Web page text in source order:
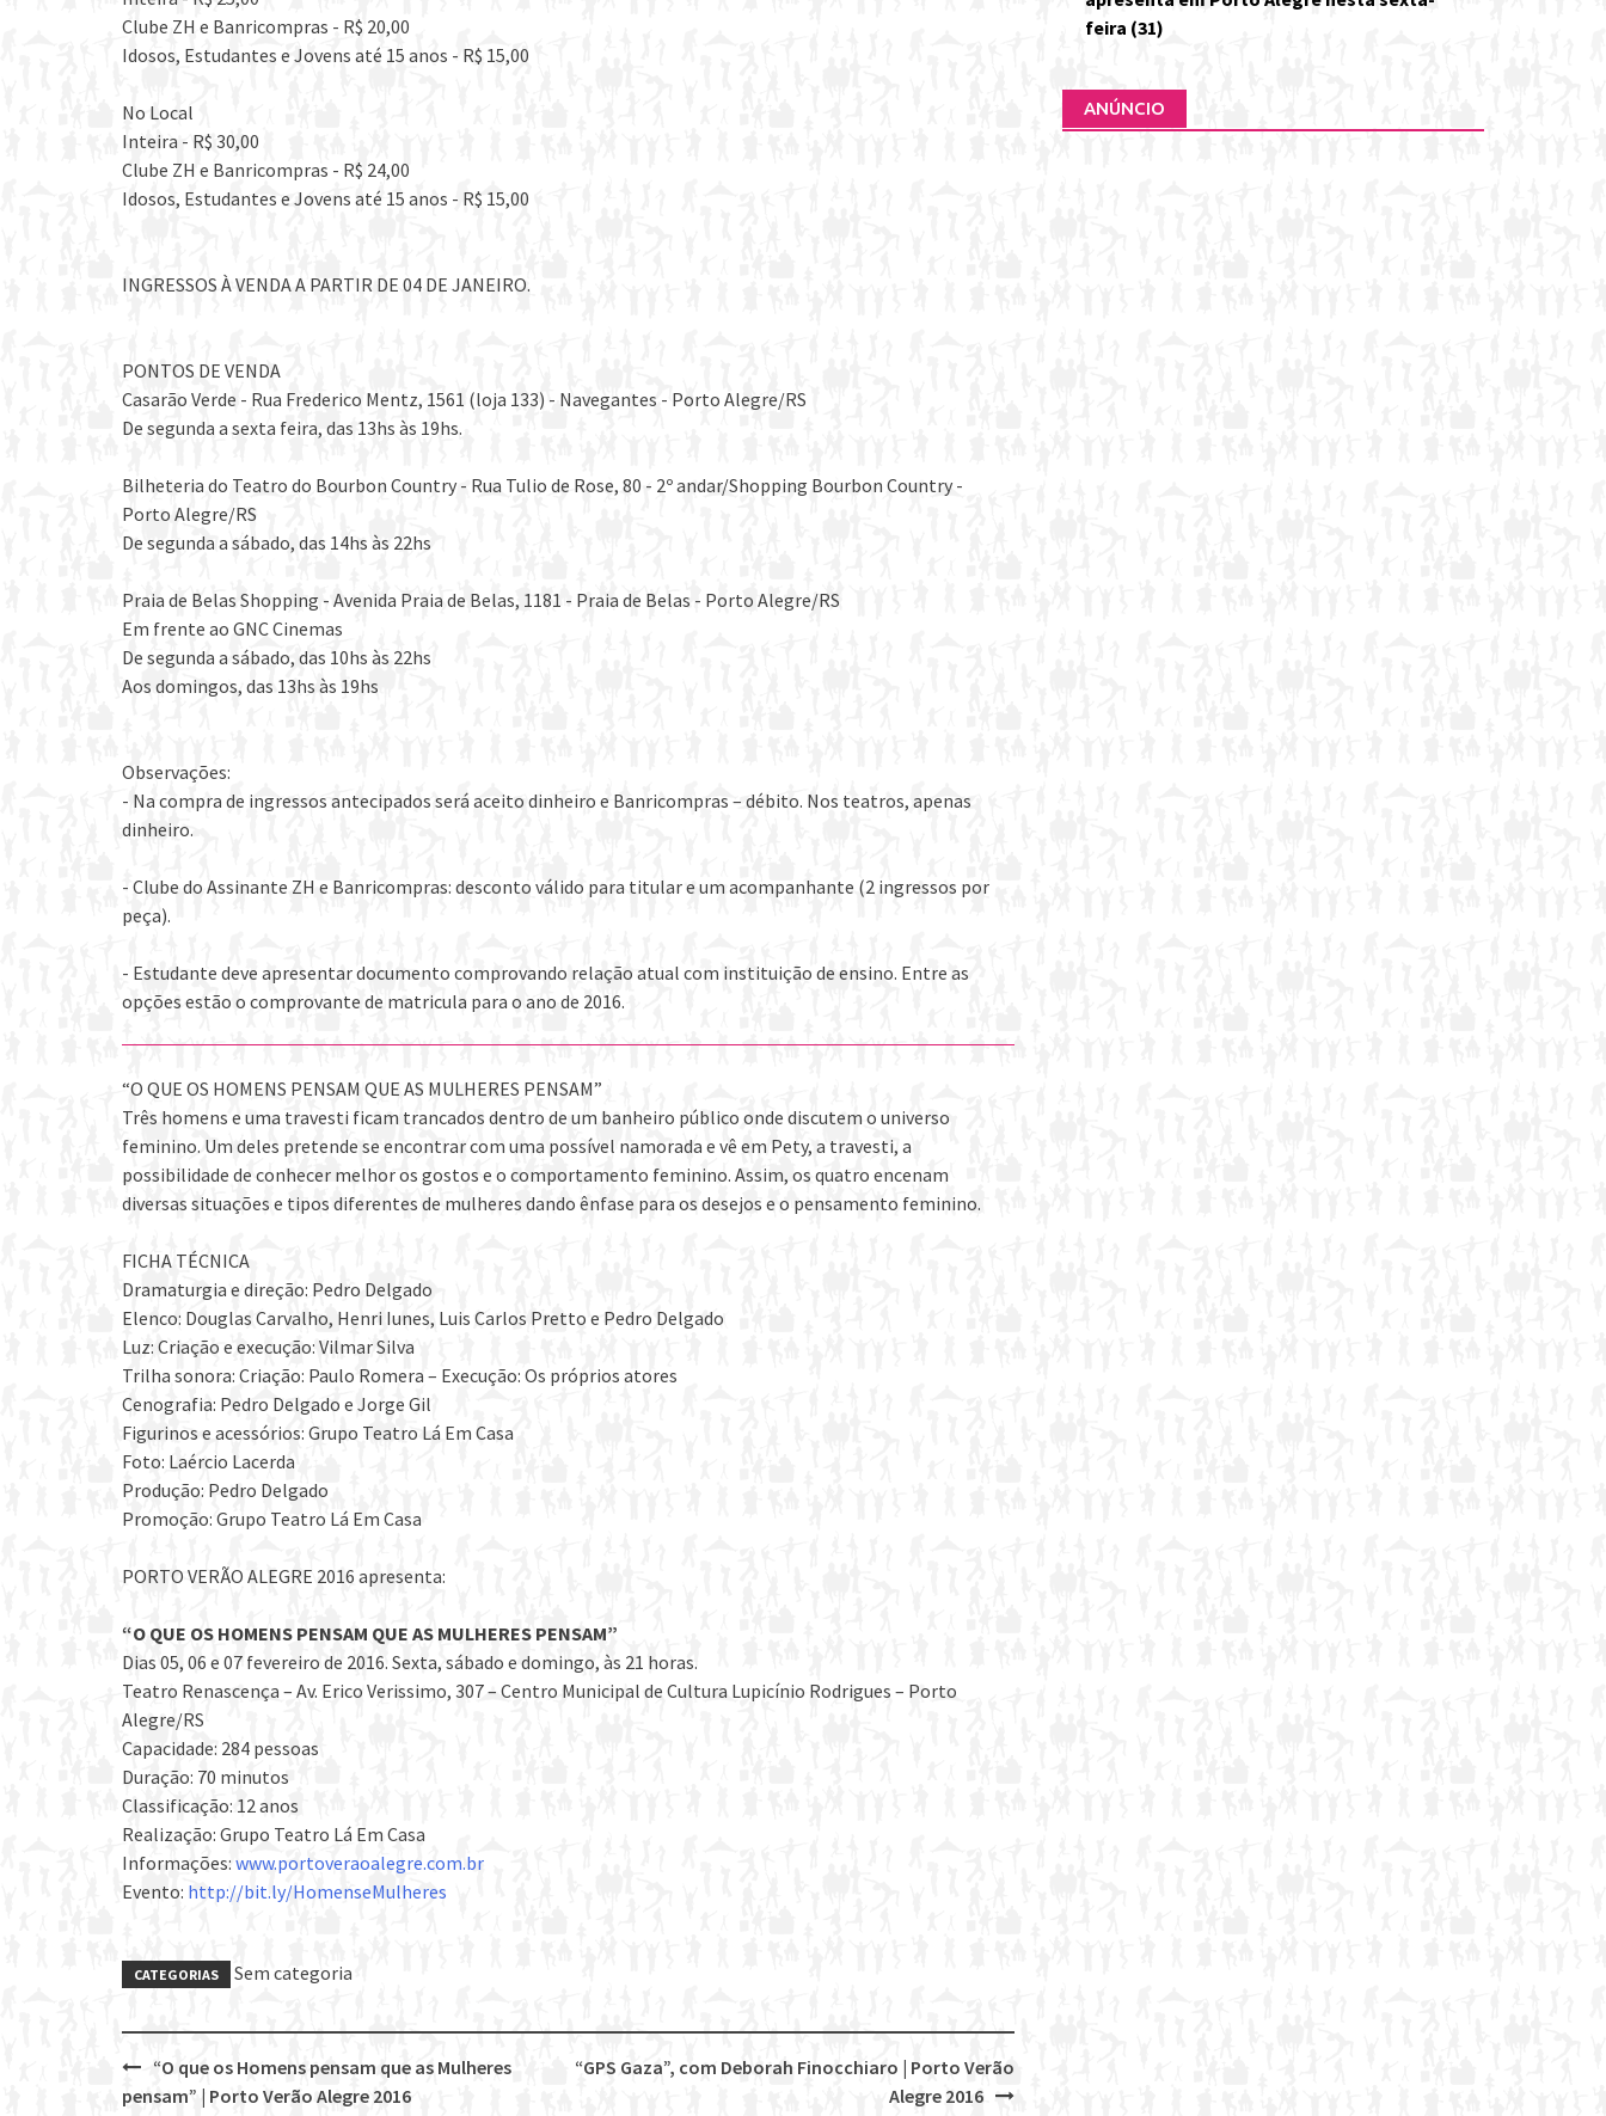
Clube ZH e Banricompras - R$ 20,00
Idosos, Estudantes e Jovens até 15 anos - R$ 15,00
No Local
Inteira - R$ 30,00
Clube ZH e Banricompras - R$ 24,00
Idosos, Estudantes e Jovens até 15 anos - R$ 15,00
INGRESSOS À VENDA A PARTIR DE 04 DE JANEIRO.
PONTOS DE VENDA
Casarão Verde - Rua Frederico Mentz, 1561 (loja 133) - Navegantes - Porto Alegre/RS
De segunda a sexta feira, das 13hs às 19hs.
Bilheteria do Teatro do Bourbon Country - Rua Tulio de Rose, 80 - 2º andar/Shopping Bourbon Country -
Porto Alegre/RS
De segunda a sábado, das 14hs às 22hs
Praia de Belas Shopping - Avenida Praia de Belas, 1181 - Praia de Belas - Porto Alegre/RS
Em frente ao GNC Cinemas
De segunda a sábado, das 10hs às 22hs
Aos domingos, das 13hs às 19hs
Observações:
- Na compra de ingressos antecipados será aceito dinheiro e Banricompras – débito. Nos teatros, apenas
dinheiro.
- Clube do Assinante ZH e Banricompras: desconto válido para titular e um acompanhante (2 ingressos por
peça).
- Estudante deve apresentar documento comprovando relação atual com instituição de ensino. Entre as
opções estão o comprovante de matricula para o ano de 2016.
“O QUE OS HOMENS PENSAM QUE AS MULHERES PENSAM”
Três homens e uma travesti ficam trancados dentro de um banheiro público onde discutem o universo
feminino. Um deles pretende se encontrar com uma possível namorada e vê em Pety, a travesti, a
possibilidade de conhecer melhor os gostos e o comportamento feminino. Assim, os quatro encenam
diversas situações e tipos diferentes de mulheres dando ênfase para os desejos e o pensamento feminino.
FICHA TÉCNICA
Dramaturgia e direção: Pedro Delgado
Elenco: Douglas Carvalho, Henri Iunes, Luis Carlos Pretto e Pedro Delgado
Luz: Criação e execução: Vilmar Silva
Trilha sonora: Criação: Paulo Romera – Execução: Os próprios atores
Cenografia: Pedro Delgado e Jorge Gil
Figurinos e acessórios: Grupo Teatro Lá Em Casa
Foto: Laércio Lacerda
Produção: Pedro Delgado
Promoção: Grupo Teatro Lá Em Casa
PORTO VERÃO ALEGRE 2016 apresenta:
“O QUE OS HOMENS PENSAM QUE AS MULHERES PENSAM”
Dias 05, 06 e 07 fevereiro de 2016. Sexta, sábado e domingo, às 21 horas.
Teatro Renascença – Av. Erico Verissimo, 307 – Centro Municipal de Cultura Lupicínio Rodrigues – Porto
Alegre/RS
Capacidade: 284 pessoas
Duração: 70 minutos
Classificação: 12 anos
Realização: Grupo Teatro Lá Em Casa
Informações: www.portoveraoalegre.com.br
Evento: http://bit.ly/HomenseMulheres
CATEGORIAS Sem categoria
Post
“GPS Gaza”, com Deborah Finocchiaro | Porto Verão
Alegre 2016
“O que os Homens pensam que as Mulheres
pensam” | Porto Verão Alegre 2016
feira (31)
ANÚNCIO